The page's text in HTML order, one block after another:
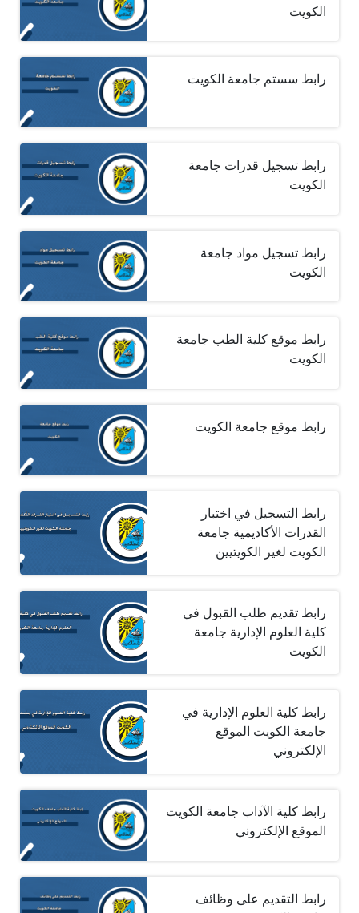
الكويت
رابط سستم جامعة الكويت
رابط تسجيل قدرات جامعة
الكويت
رابط تسجيل مواد جامعة
الكويت
رابط موقع كلية الطب جامعة
الكويت
رابط موقع جامعة الكويت
رابط التسجيل في اختبار
القدرات الأكاديمية جامعة
الكويت لغير الكويتيين
رابط تقديم طلب القبول في
كلية العلوم الإدارية جامعة
الكويت
رابط كلية العلوم الإدارية في
جامعة الكويت الموقع
الإلكتروني
رابط كلية الآداب جامعة الكويت
الموقع الإلكتروني
رابط التقديم على وظائف